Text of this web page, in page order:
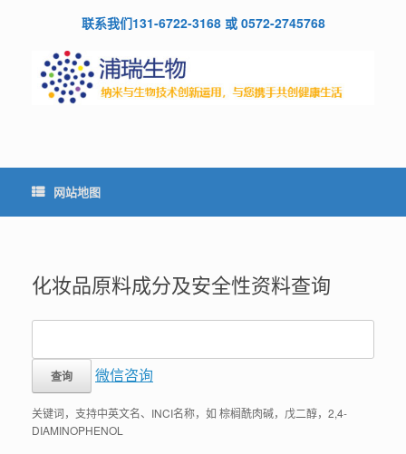
联系我们131-6722-3168 或 0572-2745768
网站地图
化妆品原料成分及安全性资料查询
微信咨询
关键词，支持中英文名、INCI名称，如 棕榈酰肉碱，戊二醇，2,4-
DIAMINOPHENOL